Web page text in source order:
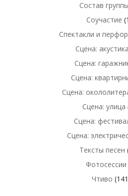
Состав группы
Соучастие
Спектакли и
Сцена: акустика
Сцена:
Сцена:
Сцена:
Сцена: улица
Сцена:
Сцена:
Тексты песен
Фотосессии
Чтиво